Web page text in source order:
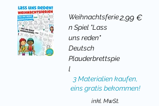
Weihnachtsferie
n Spiel "Lass
uns reden"
Deutsch
Plauderbrettspie
l
Preis
2,99 €
3 Materialien kaufen,
eins gratis bekommen!
inkl. MwSt.